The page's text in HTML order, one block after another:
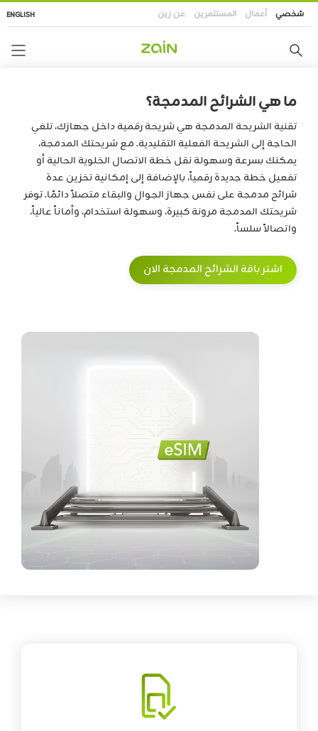
تجاوز
إلى
الرئيسي
شخصي أعمال المستثمرين عن زين ENGLISH
ما هي الشرائح المدمجة؟
تقنية الشريحة المدمجة هي شريحة رقمية داخل جهازك، تلغي
الحاجة إلى الشريحة الفعلية التقليدية. مع شريحتك المدمجة،
يمكنك بسرعة وسهولة نقل خطة الاتصال الخلوية الحالية أو
تفعيل خطة جديدة رقمياً، بالإضافة إلى إمكانية تخزين عدة
شرائح مدمجة على نفس جهاز الجوال والبقاء متصلاً دائمًا. توفر
شريحتك المدمجة مرونة كبيرة، وسهولة استخدام، وأماناً عالياً،
واتصالاً سلساً.
اشتر باقة الشرائح المدمجة الان